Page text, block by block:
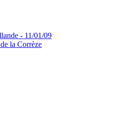
- 11/01/09
la Corrèze